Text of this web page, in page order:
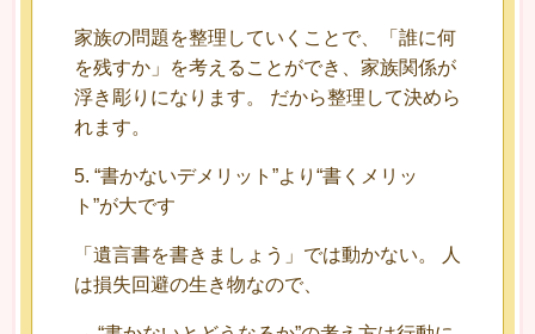
家族の問題を整理していくことで、「誰に何
を残すか」を考えることができ、家族関係が
浮き彫りになります。 だから整理して決めら
れます。
5. “書かないデメリット”より“書くメリッ
ト”が大です
「遺言書を書きましょう」では動かない。 人
は損失回避の生き物なので、